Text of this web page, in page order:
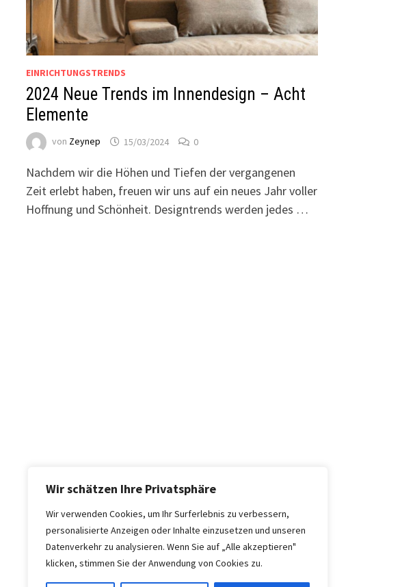
Wir schätzen Ihre Privatsphäre
Wir verwenden Cookies, um Ihr Surferlebnis zu verbessern,
personalisierte Anzeigen oder Inhalte einzusetzen und unseren
Datenverkehr zu analysieren. Wenn Sie auf „Alle akzeptieren"
klicken, stimmen Sie der Anwendung von Cookies zu.
EINRICHTUNGSTRENDS
2024 Neue Trends im Innendesign – Acht
Elemente
von Zeynep 15/03/2024 0
Nachdem wir die Höhen und Tiefen der vergangenen
Zeit erlebt haben, freuen wir uns auf ein neues Jahr voller
Hoffnung und Schönheit. Designtrends werden jedes …